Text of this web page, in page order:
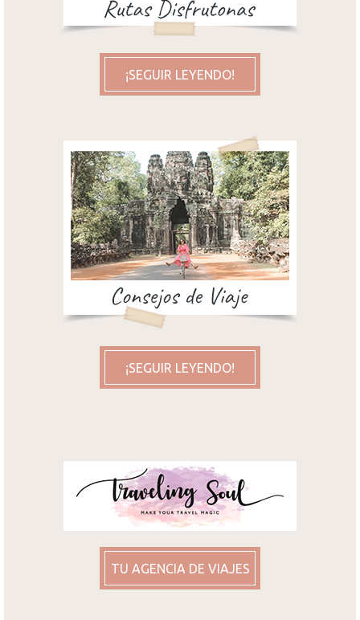
¡SEGUIR LEYENDO!
¡SEGUIR LEYENDO!
TU AGENCIA DE VIAJES